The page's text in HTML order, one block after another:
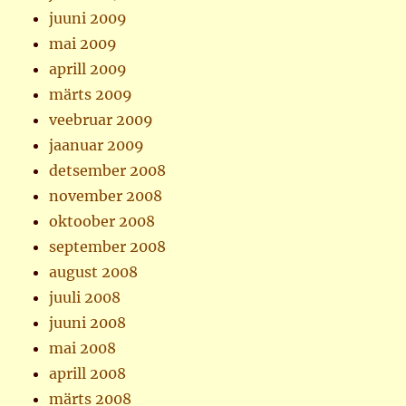
juuni 2009
mai 2009
aprill 2009
märts 2009
veebruar 2009
jaanuar 2009
detsember 2008
november 2008
oktoober 2008
september 2008
august 2008
juuli 2008
juuni 2008
mai 2008
aprill 2008
märts 2008